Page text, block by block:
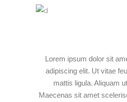
Lorem ipsum dolor sit
adipiscing elit. Ut vitae
mattis ligula. Aliquam
Maecenas sit amet